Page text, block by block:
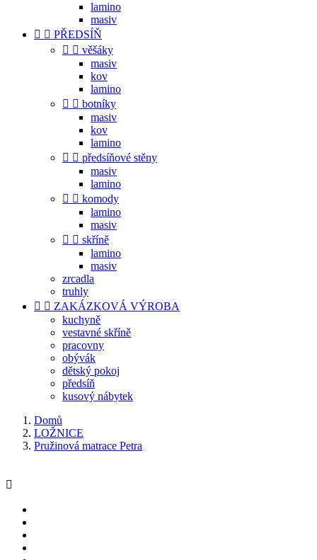
lamino
masiv
  PŘEDSÍŇ
  věšáky
masiv
kov
lamino
  botníky
masiv
kov
lamino
  předsíňové stěny
masiv
lamino
  komody
lamino
masiv
  skříně
lamino
masiv
zrcadla
truhly
  ZAKÁZKOVÁ VÝROBA
kuchyně
vestavné skříně
pracovny
obývák
dětský pokoj
předsíň
kusový nábytek
Domů
LOŽNICE
Pružinová matrace Petra
